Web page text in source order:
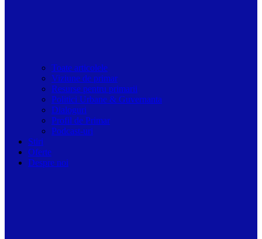
Toate articolele
Viziune de primar
Resurse pentru primarii
Politici Urbane & Guvernanta
Dialoguri
Profil de Primar
Podcast-uri
Stiri
Oferte
Despre noi